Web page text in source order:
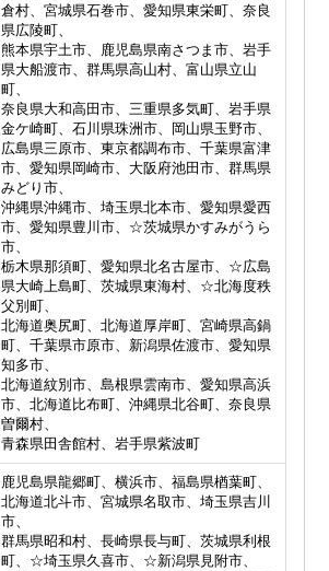
倉村、宮城県石巻市、愛知県東栄町、奈良
県広陵町、
熊本県宇土市、鹿児島県南さつま市、岩手
県大船渡市、群馬県高山村、富山県立山
町、
奈良県大和高田市、三重県多気町、岩手県
金ケ崎町、石川県珠洲市、岡山県玉野市、
広島県三原市、東京都調布市、千葉県富津
市、愛知県岡崎市、大阪府池田市、群馬県
みどり市、
沖縄県沖縄市、埼玉県北本市、愛知県愛西
市、愛知県豊川市、☆茨城県かすみがうら
市、
栃木県那須町、愛知県北名古屋市、☆広島
県大崎上島町、茨城県東海村、☆北海度秩
父別町、
北海道奥尻町、北海道厚岸町、宮崎県高鍋
町、千葉県市原市、新潟県佐渡市、愛知県
知多市、
北海道紋別市、島根県雲南市、愛知県高浜
市、北海道比布町、沖縄県北谷町、奈良県
曽爾村、
青森県田舎館村、岩手県紫波町
鹿児島県龍郷町、横浜市、福島県楢葉町、
北海道北斗市、宮城県名取市、埼玉県吉川
市、
群馬県昭和村、長崎県長与町、茨城県利根
町、☆埼玉県久喜市、☆新潟県見附市、